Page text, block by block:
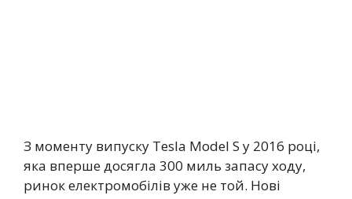
З моменту випуску Tesla Model S у 2016 році,
яка вперше досягла 300 миль запасу ходу,
ринок електромобілів уже не той. Нові